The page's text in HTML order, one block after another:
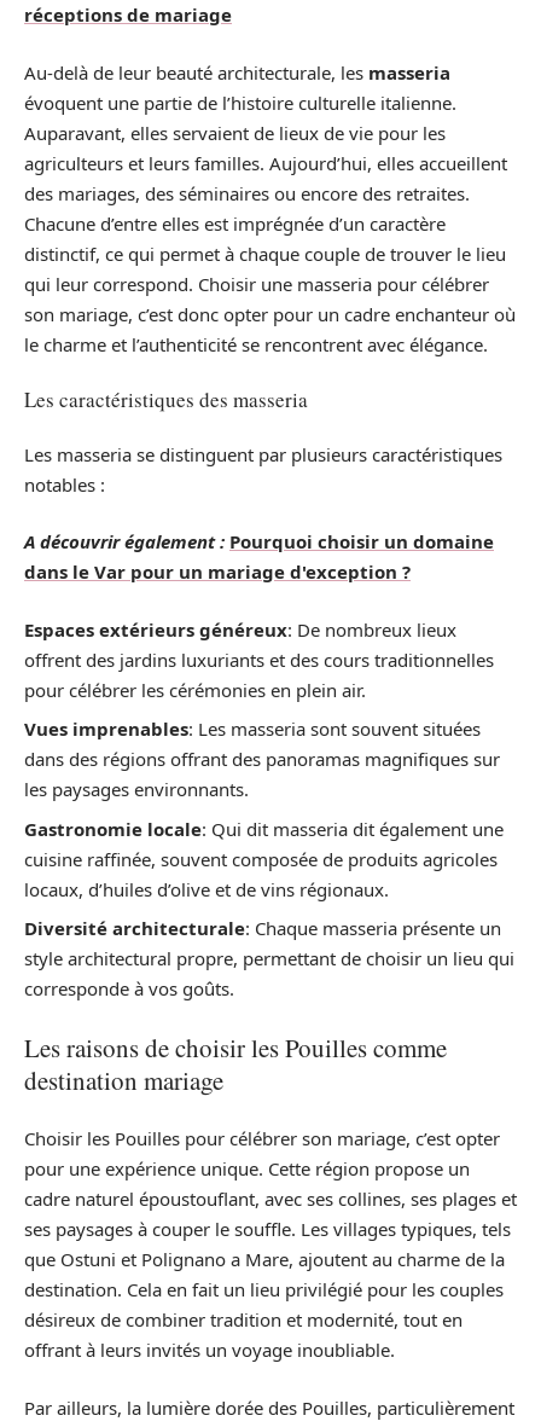
réceptions de mariage
Au-delà de leur beauté architecturale, les masseria
évoquent une partie de l’histoire culturelle italienne.
Auparavant, elles servaient de lieux de vie pour les
agriculteurs et leurs familles. Aujourd’hui, elles accueillent
des mariages, des séminaires ou encore des retraites.
Chacune d’entre elles est imprégnée d’un caractère
distinctif, ce qui permet à chaque couple de trouver le lieu
qui leur correspond. Choisir une masseria pour célébrer
son mariage, c’est donc opter pour un cadre enchanteur où
le charme et l’authenticité se rencontrent avec élégance.
Les caractéristiques des masseria
Les masseria se distinguent par plusieurs caractéristiques
notables :
A découvrir également : Pourquoi choisir un domaine
dans le Var pour un mariage d'exception ?
Espaces extérieurs généreux: De nombreux lieux
offrent des jardins luxuriants et des cours traditionnelles
pour célébrer les cérémonies en plein air.
Vues imprenables: Les masseria sont souvent situées
dans des régions offrant des panoramas magnifiques sur
les paysages environnants.
Gastronomie locale: Qui dit masseria dit également une
cuisine raffinée, souvent composée de produits agricoles
locaux, d’huiles d’olive et de vins régionaux.
Diversité architecturale: Chaque masseria présente un
style architectural propre, permettant de choisir un lieu qui
corresponde à vos goûts.
Les raisons de choisir les Pouilles comme
destination mariage
Choisir les Pouilles pour célébrer son mariage, c’est opter
pour une expérience unique. Cette région propose un
cadre naturel époustouflant, avec ses collines, ses plages et
ses paysages à couper le souffle. Les villages typiques, tels
que Ostuni et Polignano a Mare, ajoutent au charme de la
destination. Cela en fait un lieu privilégié pour les couples
désireux de combiner tradition et modernité, tout en
offrant à leurs invités un voyage inoubliable.
Par ailleurs, la lumière dorée des Pouilles, particulièrement